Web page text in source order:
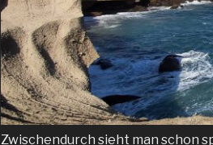
Zwischendurch sieht man schon